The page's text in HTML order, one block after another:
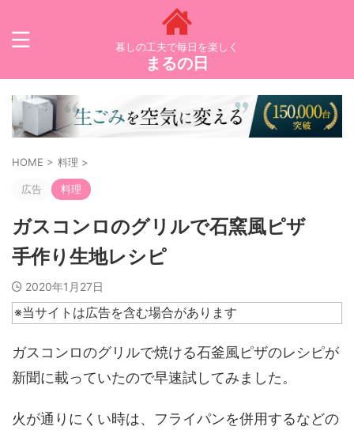
暮しの工夫で毎日を楽しく
まるの日
HOME > 料理 >
広告 料理
ガスコンロのグリルで石窯風ピザ
手作り生地レシピ
2020年1月27日
※当サイトは広告を含む場合があります
ガスコンロのグリルで焼ける石釜風ピザのレシピが
新聞に載っていたので早速試してみました。
火が通りにくい時は、フライパンを併用するなどの